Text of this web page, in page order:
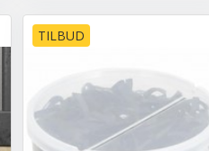
TILBUD